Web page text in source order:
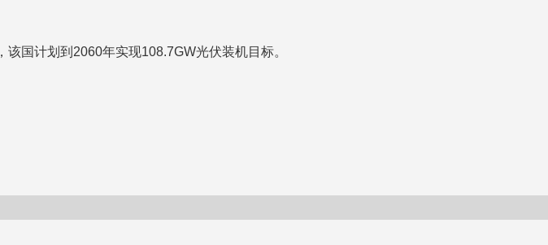
国计划到2060年实现108.7GW光伏装机目标。